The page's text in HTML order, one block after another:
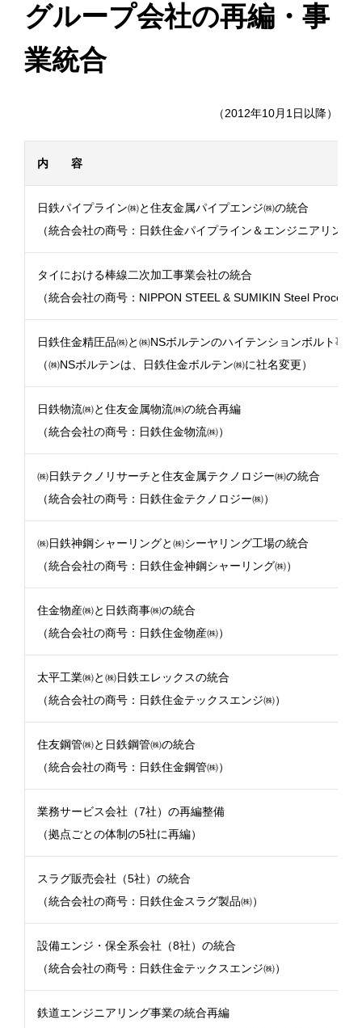
グループ会社の再編・事
業統合
（2012年10月1日以降）
内 容
日鉄パイプライン㈱と住友金属パイプエンジ㈱の統合
（統合会社の商号：日鉄住金パイプライン＆エンジニアリング
タイにおける棒線二次加工事業会社の統合
（統合会社の商号：NIPPON STEEL & SUMIKIN Steel
日鉄住金精圧品㈱と㈱NSボルテンのハイテンションボルト事業
（㈱NSボルテンは、日鉄住金ボルテン㈱に社名変更）
日鉄物流㈱と住友金属物流㈱の統合再編
（統合会社の商号：日鉄住金物流㈱）
㈱日鉄テクノリサーチと住友金属テクノロジー㈱の統合
（統合会社の商号：日鉄住金テクノロジー㈱）
㈱日鉄神鋼シャーリングと㈱シーヤリング工場の統合
（統合会社の商号：日鉄住金神鋼シャーリング㈱）
住金物産㈱と日鉄商事㈱の統合
（統合会社の商号：日鉄住金物産㈱）
太平工業㈱と㈱日鉄エレックスの統合
（統合会社の商号：日鉄住金テックスエンジ㈱）
住友鋼管㈱と日鉄鋼管㈱の統合
（統合会社の商号：日鉄住金鋼管㈱）
業務サービス会社（7社）の再編整備
（拠点ごとの体制の5社に再編）
スラグ販売会社（5社）の統合
（統合会社の商号：日鉄住金スラグ製品㈱）
設備エンジ・保全系会社（8社）の統合
（統合会社の商号：日鉄住金テックスエンジ㈱）
鉄道エンジニアリング事業の統合再編